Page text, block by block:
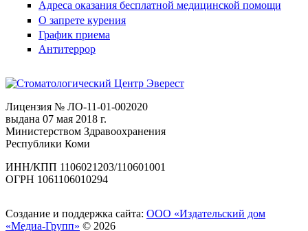
Адреса оказания бесплатной медицинской помощи
О запрете курения
График приема
Антитеррор
Лицензия № ЛО-11-01-002020
выдана 07 мая 2018 г.
Министерством Здравоохранения
Республики Коми
ИНН/КПП 1106021203/110601001
ОГРН 1061106010294
Создание и поддержка сайта: ООО «Издательский дом
«Медиа-Групп» © 2026